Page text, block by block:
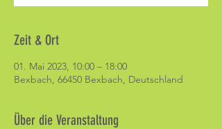
Zeit & Ort
01. Mai 2023, 10:00 – 18:00
Bexbach, 66450 Bexbach, Deutschland
Über die Veranstaltung